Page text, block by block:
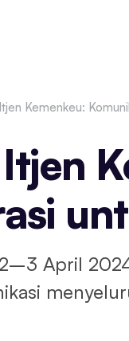
Kemenkeu:
April